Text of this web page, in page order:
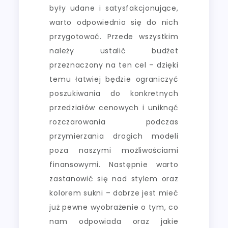
były udane i satysfakcjonujące,
warto odpowiednio się do nich
przygotować. Przede wszystkim
należy ustalić budżet
przeznaczony na ten cel – dzięki
temu łatwiej będzie ograniczyć
poszukiwania do konkretnych
przedziałów cenowych i uniknąć
rozczarowania podczas
przymierzania drogich modeli
poza naszymi możliwościami
finansowymi. Następnie warto
zastanowić się nad stylem oraz
kolorem sukni – dobrze jest mieć
już pewne wyobrażenie o tym, co
nam odpowiada oraz jakie